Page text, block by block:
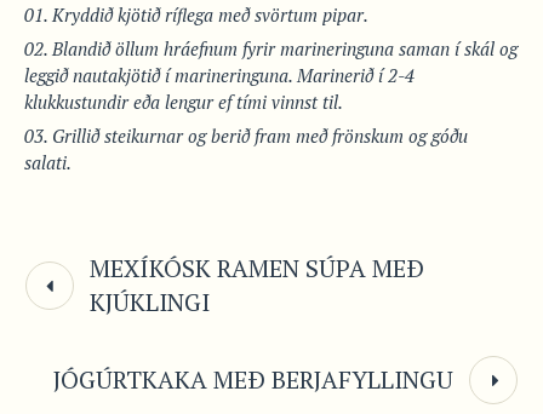
Kryddið kjötið ríflega með svörtum pipar.
Blandið öllum hráefnum fyrir marineringuna saman í skál og
leggið nautakjötið í marineringuna. Marinerið í 2-4
klukkustundir eða lengur ef tími vinnst til.
Grillið steikurnar og berið fram með frönskum og góðu
salati.
MEXÍKÓSK RAMEN SÚPA MEÐ
KJÚKLINGI
JÓGÚRTKAKA MEÐ BERJAFYLLINGU